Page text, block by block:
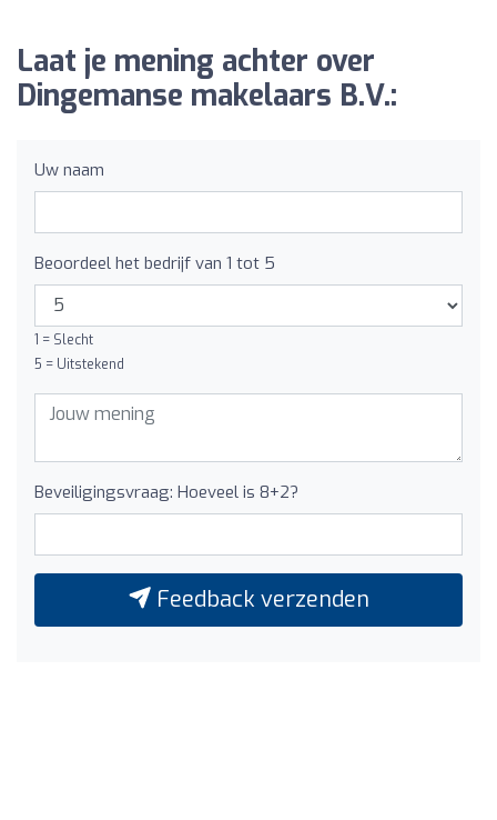
Laat je mening achter over
Dingemanse makelaars B.V.:
Uw naam
Beoordeel het bedrijf van 1 tot 5
1 = Slecht
5 = Uitstekend
Beveiligingsvraag: Hoeveel is 8+2?
Feedback verzenden